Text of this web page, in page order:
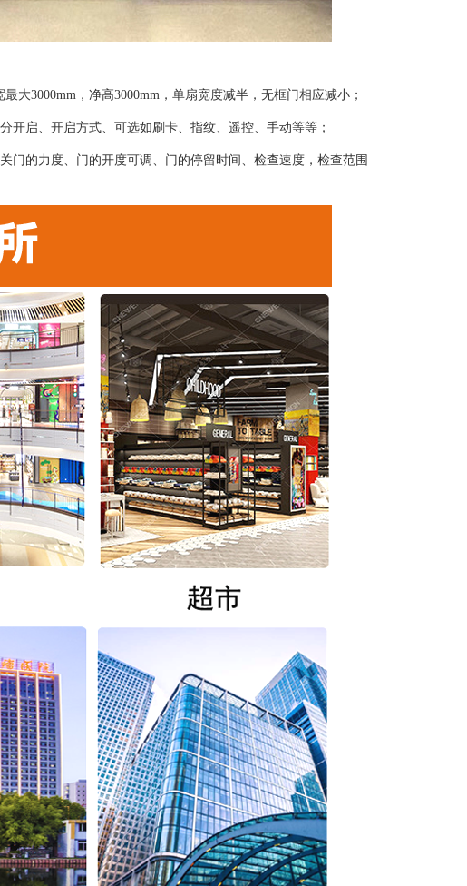
大3000mm，净高3000mm，单扇宽度减半，无框门相应减小；
启、开启方式、可选如刷卡、指纹、遥控、手动等等；
门的力度、门的开度可调、门的停留时间、检查速度，检查范围